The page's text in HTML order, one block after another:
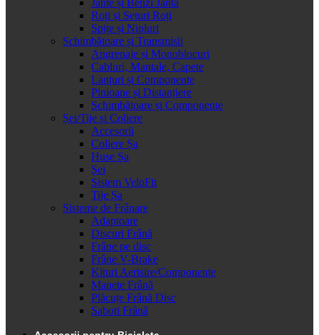
Roți și Seturi Roți
Spițe și Nipluri
Schimbătoare și Transmisii
Angrenaje și Monoblocuri
Cabluri, Mantale, Capete
Lanțuri și Componente
Pinioane și Distanțiere
Schimbătoare și Componente
Șei/Tije și Coliere
Accesorii
Coliere Șa
Huse Șa
Șei
Sistem VeloFit
Tije Șa
Sisteme de Frânare
Adaptoare
Discuri Frână
Frâne pe disc
Frâne V-Brake
Kituri Aerisire/Componente
Manete Frână
Plăcuțe Frână Disc
Saboti Frână